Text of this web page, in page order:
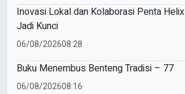
Inovasi Lokal dan Kolaborasi Penta Helix
Jadi Kunci
06/08/202608:28
Buku Menembus Benteng Tradisi – 77
06/08/202608:16